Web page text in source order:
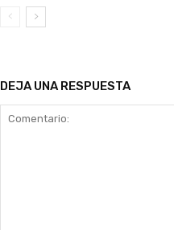
DEJA UNA RESPUESTA